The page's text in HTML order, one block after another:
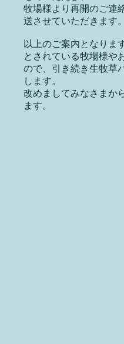
牧場様より再開のご連
送させていただきます。
以上のご案内となりま
とされている牧場様や
ので、引き続き生牧草
します。
改めましてみなさまか
ます。